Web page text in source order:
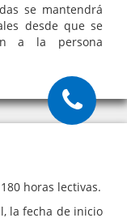
se mantendrá
desde que se
a la persona
horas lectivas.
la fecha de inicio